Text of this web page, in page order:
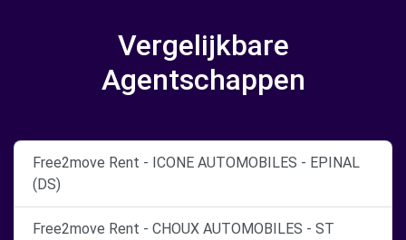
Vergelijkbare
Agentschappen
Free2move Rent - ICONE AUTOMOBILES - EPINAL
(DS)
Free2move Rent - CHOUX AUTOMOBILES - ST